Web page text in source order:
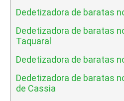
Dedetizadora de baratas
Dedetizadora de baratas
Taquaral
Dedetizadora de baratas
Dedetizadora de baratas
de Cassia